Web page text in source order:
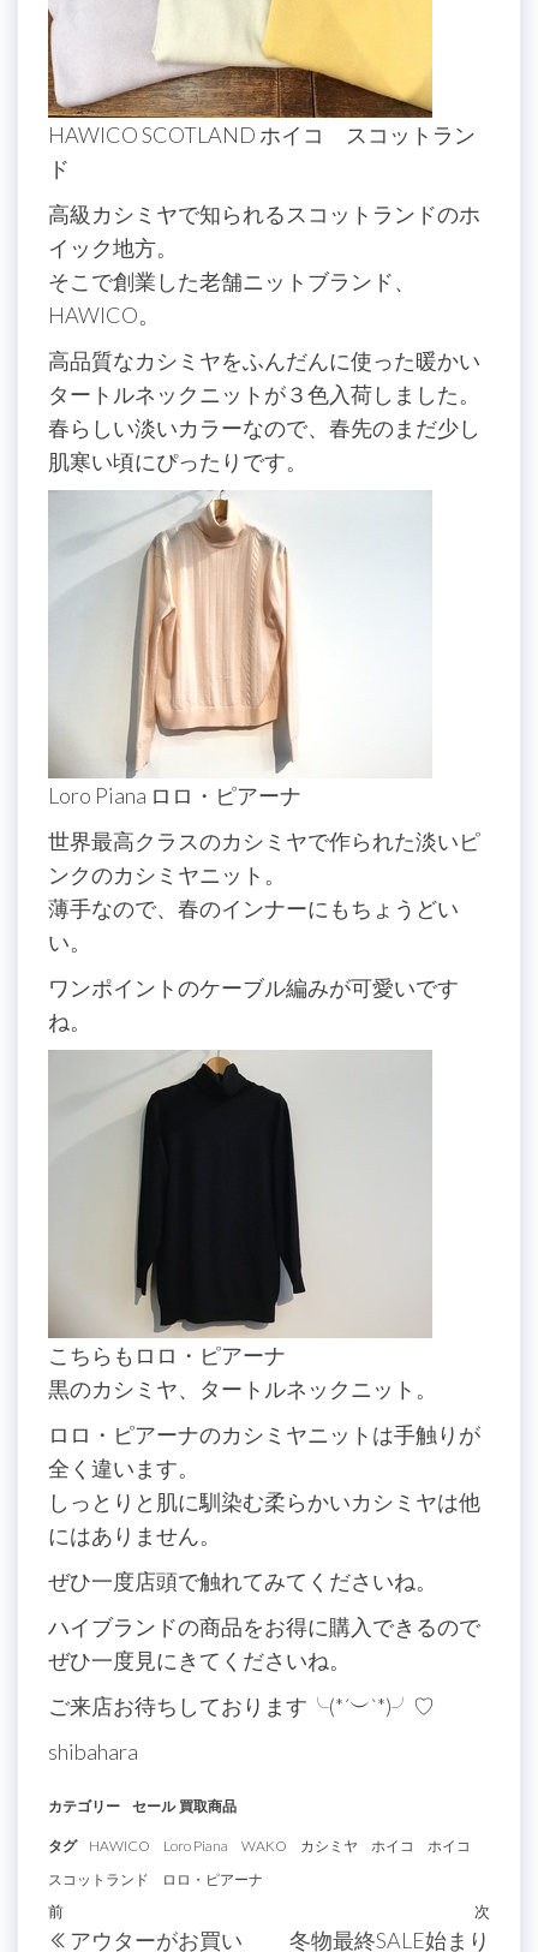
HAWICO SCOTLAND ホイコ スコットラン
ド
高級カシミヤで知られるスコットランドのホ
イック地方。
そこで創業した老舗ニットブランド、
HAWICO。
高品質なカシミヤをふんだんに使った暖かい
タートルネックニットが３色入荷しました。
春らしい淡いカラーなので、春先のまだ少し
肌寒い頃にぴったりです。
Loro Piana ロロ・ピアーナ
世界最高クラスのカシミヤで作られた淡いピ
ンクのカシミヤニット。
薄手なので、春のインナーにもちょうどい
い。
ワンポイントのケーブル編みが可愛いです
ね。
こちらもロロ・ピアーナ
黒のカシミヤ、タートルネックニット。
ロロ・ピアーナのカシミヤニットは手触りが
全く違います。
しっとりと肌に馴染む柔らかいカシミヤは他
にはありません。
ぜひ一度店頭で触れてみてくださいね。
ハイブランドの商品をお得に購入できるので
ぜひ一度見にきてくださいね。
ご来店お待ちしております╰(*´︶`*)╯♡
shibahara
カテゴリー セール 買取商品
タグ HAWICO Loro Piana WAKO カシミヤ ホイコ
ホイコ
スコットランド
ロロ・ピアーナ
投
過
前
アウターがお買い
次
次
冬物最終SALE始まり